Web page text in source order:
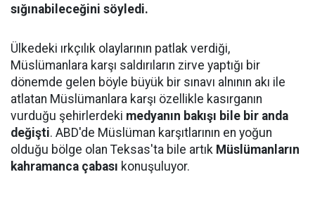
sığınabileceğini söyledi.
Ülkedeki ırkçılık olaylarının patlak verdiği,
Müslümanlara karşı saldırıların zirve yaptığı bir
dönemde gelen böyle büyük bir sınavı alnının akı ile
atlatan Müslümanlara karşı özellikle kasırganın
vurduğu şehirlerdeki medyanın bakışı bile bir anda
değişti. ABD'de Müslüman karşıtlarının en yoğun
olduğu bölge olan Teksas'ta bile artık Müslümanların
kahramanca çabası konuşuluyor.